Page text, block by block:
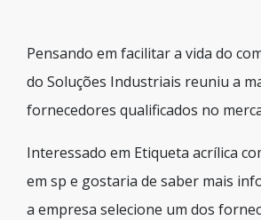
Pensando em facilitar a vida do
do Soluções Industriais reuniu a
fornecedores qualificados no
Interessado em Etiqueta acrílica
em sp e gostaria de saber mais
a empresa selecione um dos